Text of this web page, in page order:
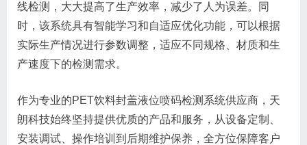
线检测，大大提高了生产效率，减少了人为误差。同
时，该系统具有智能学习和自适应优化功能，可以根据
实际生产情况进行参数调整，适应不同规格、材质和生
产速度下的检测需求。
作为专业的PET饮料封盖液位喷码检测系统供应商，天
朗科技始终坚持提供优质的产品和服务，从设备定制、
安装调试、操作培训到后期维护保养，全方位保障客户